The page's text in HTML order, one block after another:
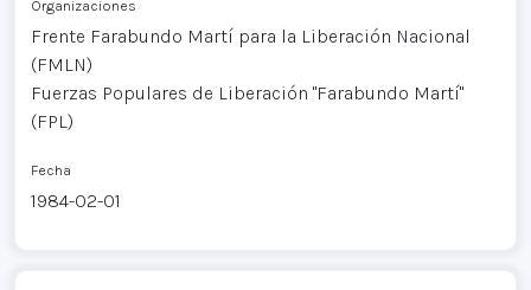
Organizaciones
Frente Farabundo Martí para la Liberación Nacional
(FMLN)
Fuerzas Populares de Liberación "Farabundo Martí"
(FPL)
Fecha
1984-02-01